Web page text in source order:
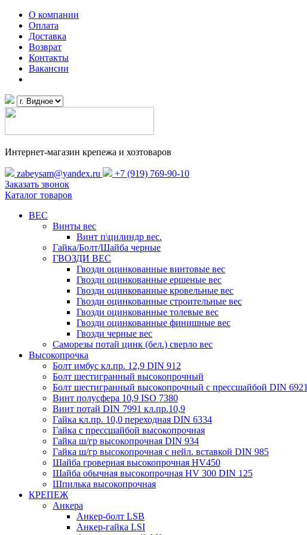
О компании
Оплата
Доставка
Возврат
Контакты
Вакансии
Интернет-магазин крепежа и хозтоваров
zabeysam@yandex.ru
+7 (919) 769-90-10
Заказать звонок
Каталог товаров
ВЕС
Винты вес
Винт п\цилиндр вес.
Гайка/Болт/Шайба черные
ГВОЗДИ ВЕС
Гвозди оцинкованные винтовые вес
Гвозди оцинкованные ершеные вес
Гвозди оцинкованные кровельные вес
Гвозди оцинкованные строительные вес
Гвозди оцинкованные толевые вес
Гвозди оцинкованные финишные вес
Гвозди черные вес
Саморезы потай цинк (бел.) сверло вес
Высокопрочка
Болт имбус кл.пр. 12,9 DIN 912
Болт шестигранный высокопрочный
Болт шестигранный высокопрочный с прессшайбой DIN 6921
Винт полусфера 10,9 ISO 7380
Винт потай DIN 7991 кл.пр.10,9
Гайка кл.пр. 10,0 переходная DIN 6334
Гайка с прессшайбой высокопрочная
Гайка ш/гр высокопрочная DIN 934
Гайка ш/гр высокопрочная с нейл. вставкой DIN 985
Шайба гроверная высокопрочная HV450
Шайба обычная высокопрочная HV 300 DIN 125
Шпилька высокопрочная
КРЕПЕЖ
Анкера
Анкер-болт LSB
Анкер-гайка LSI